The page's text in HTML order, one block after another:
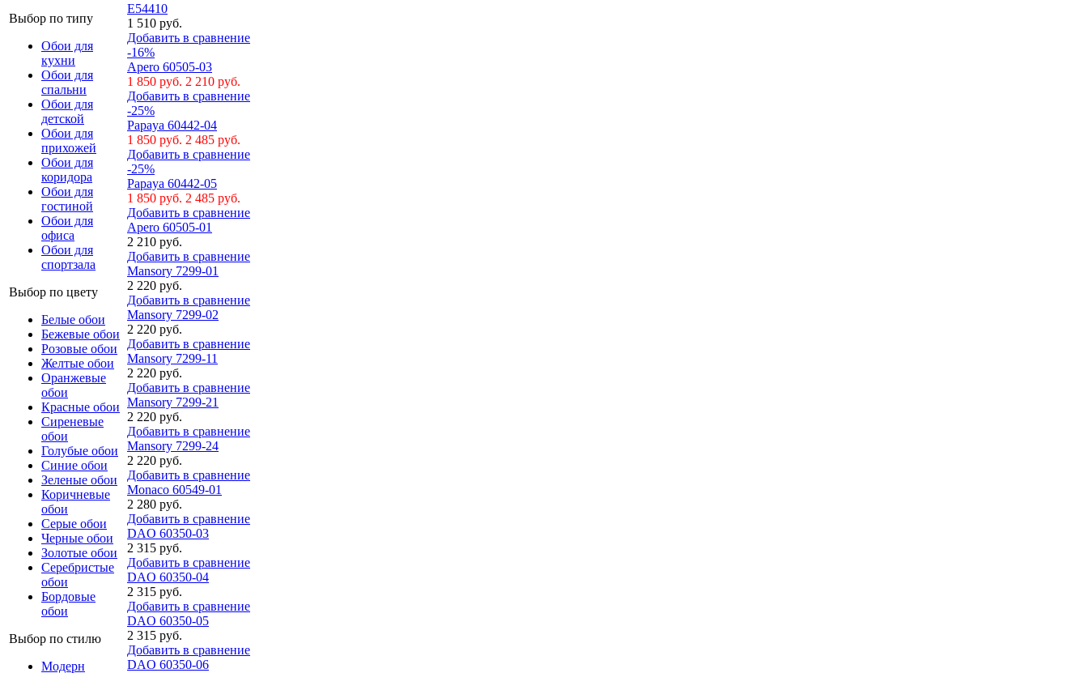
Выбор по типу
Обои для
кухни
Обои для
спальни
Обои для
детской
Обои для
прихожей
Обои для
коридора
Обои для
гостиной
Обои для
офиса
Обои для
спортзала
Выбор по цвету
Белые обои
Бежевые обои
Розовые обои
Желтые обои
Оранжевые
обои
Красные обои
Сиреневые
обои
Голубые обои
Синие обои
Зеленые обои
Коричневые
обои
Серые обои
Черные обои
Золотые обои
Серебристые
обои
Бордовые
обои
Выбор по стилю
Модерн
Е54410
1 510 руб.
Добавить в сравнение
-16%
Apero 60505-03
1 850 руб. 2 210 руб.
Добавить в сравнение
-25%
Papaya 60442-04
1 850 руб. 2 485 руб.
Добавить в сравнение
-25%
Papaya 60442-05
1 850 руб. 2 485 руб.
Добавить в сравнение
Apero 60505-01
2 210 руб.
Добавить в сравнение
Mansory 7299-01
2 220 руб.
Добавить в сравнение
Mansory 7299-02
2 220 руб.
Добавить в сравнение
Mansory 7299-11
2 220 руб.
Добавить в сравнение
Mansory 7299-21
2 220 руб.
Добавить в сравнение
Mansory 7299-24
2 220 руб.
Добавить в сравнение
Monaco 60549-01
2 280 руб.
Добавить в сравнение
DAO 60350-03
2 315 руб.
Добавить в сравнение
DAO 60350-04
2 315 руб.
Добавить в сравнение
DAO 60350-05
2 315 руб.
Добавить в сравнение
DAO 60350-06